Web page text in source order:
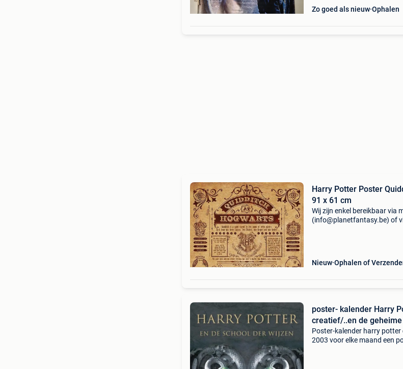
Zo goed als nieuw Ophalen
Harry Potter Poster
91 x 61 cm
Wij zijn enkel bereikbaar via
(info@planetfantasy.be) of
Nieuw Ophalen of
poster- kalender Harry
creatief/..en de geheime
Poster-kalender harry potter
2003 voor elke maand een